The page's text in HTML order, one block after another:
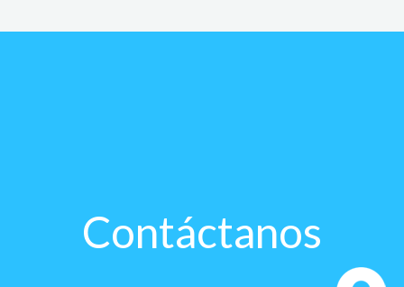
Contáctanos